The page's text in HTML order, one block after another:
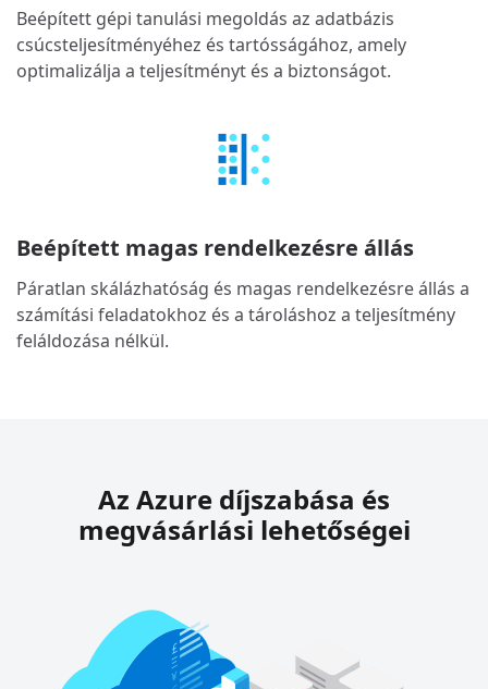
Beépített gépi tanulási megoldás az adatbázis
csúcsteljesítményéhez és tartósságához, amely
optimalizálja a teljesítményt és a biztonságot.
Beépített magas rendelkezésre állás
Páratlan skálázhatóság és magas rendelkezésre állás a
számítási feladatokhoz és a tároláshoz a teljesítmény
feláldozása nélkül.
Az Azure díjszabása és
megvásárlási lehetőségei